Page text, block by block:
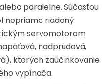
paralelne. Súčasťou
nepriamo riadený
servomotorom
nadprúdová,
ktorých zaúčinkovanie
vypínača.